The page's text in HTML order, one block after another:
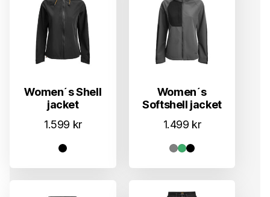
Women´s Shell
jacket
1.599 kr
Women´s
Softshell jacket
1.499 kr